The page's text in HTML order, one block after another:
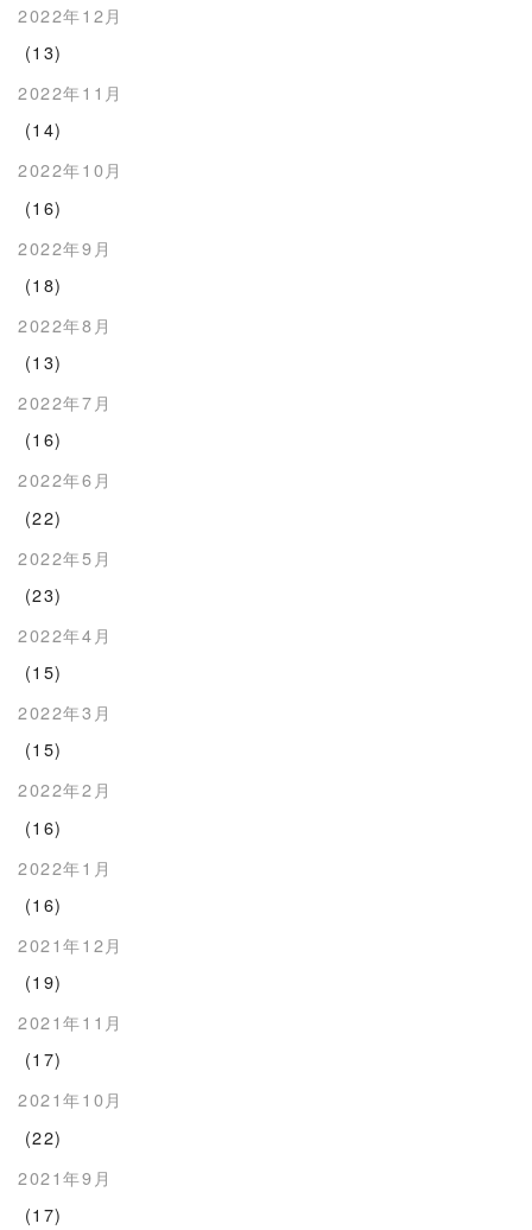
2022年12月
(13)
2022年11月
(14)
2022年10月
(16)
2022年9月
(18)
2022年8月
(13)
2022年7月
(16)
2022年6月
(22)
2022年5月
(23)
2022年4月
(15)
2022年3月
(15)
2022年2月
(16)
2022年1月
(16)
2021年12月
(19)
2021年11月
(17)
2021年10月
(22)
2021年9月
(17)